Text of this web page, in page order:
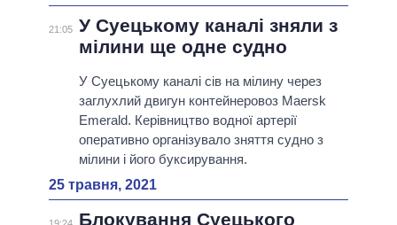
21:05 У Суецькому каналі зняли з
мілини ще одне судно
У Суецькому каналі сів на мілину через
заглухлий двигун контейнеровоз Maersk
Emerald. Керівництво водної артерії
оперативно організувало зняття судно з
мілини і його буксирування.
25 травня, 2021
Блокування Суецького